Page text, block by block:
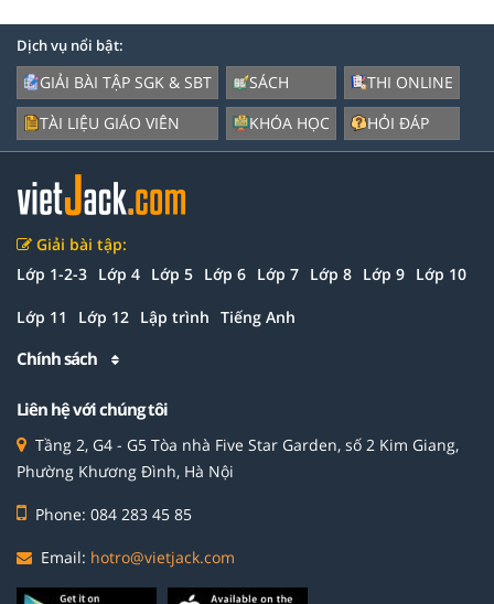
Dịch vụ nổi bật:
GIẢI BÀI TẬP SGK & SBT
TÀI LIỆU GIÁO VIÊN
SÁCH
KHÓA HỌC
THI ONLINE
HỎI ĐÁP
Giải bài tập:
Lớp 1-2-3 Lớp 4 Lớp 5 Lớp 6 Lớp 7 Lớp 8 Lớp 9 Lớp 10
Lớp 11 Lớp 12 Lập trình Tiếng Anh
Chính sách
Liên hệ với chúng tôi
Tầng 2, G4 - G5 Tòa nhà Five Star Garden, số 2 Kim Giang,
Phường Khương Đình, Hà Nội
Phone: 084 283 45 85
Email: hotro@vietjack.com